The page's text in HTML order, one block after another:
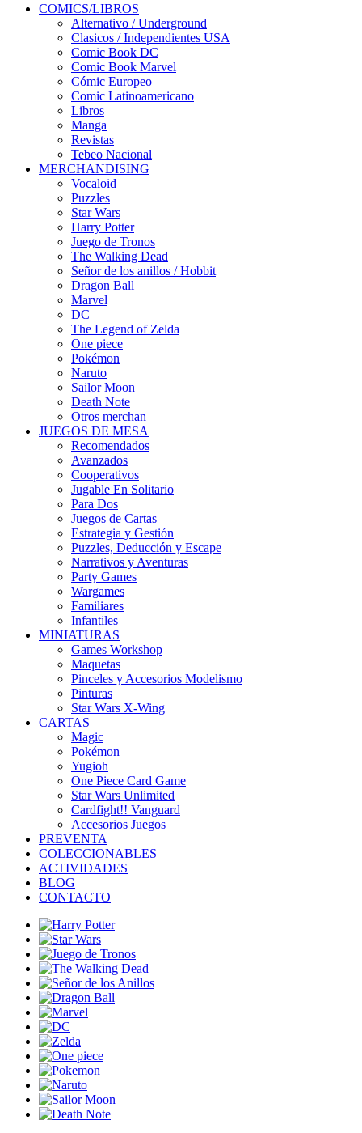
COMICS/LIBROS
Alternativo / Underground
Clasicos / Independientes USA
Comic Book DC
Comic Book Marvel
Cómic Europeo
Comic Latinoamericano
Libros
Manga
Revistas
Tebeo Nacional
MERCHANDISING
Vocaloid
Puzzles
Star Wars
Harry Potter
Juego de Tronos
The Walking Dead
Señor de los anillos / Hobbit
Dragon Ball
Marvel
DC
The Legend of Zelda
One piece
Pokémon
Naruto
Sailor Moon
Death Note
Otros merchan
JUEGOS DE MESA
Recomendados
Avanzados
Cooperativos
Jugable En Solitario
Para Dos
Juegos de Cartas
Estrategia y Gestión
Puzzles, Deducción y Escape
Narrativos y Aventuras
Party Games
Wargames
Familiares
Infantiles
MINIATURAS
Games Workshop
Maquetas
Pinceles y Accesorios Modelismo
Pinturas
Star Wars X-Wing
CARTAS
Magic
Pokémon
Yugioh
One Piece Card Game
Star Wars Unlimited
Cardfight!! Vanguard
Accesorios Juegos
PREVENTA
COLECCIONABLES
ACTIVIDADES
BLOG
CONTACTO